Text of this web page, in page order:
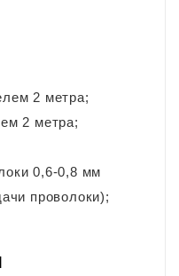
2 метра;
2 метра;
0,6-0,8 мм
проволоки);